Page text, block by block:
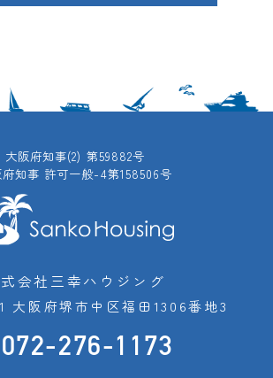
大阪府知事(2) 第59882号
府知事 許可一般-4第158506号
会社三幸ハウジング
大阪府堺市中区福田1306番地3
072-276-1173